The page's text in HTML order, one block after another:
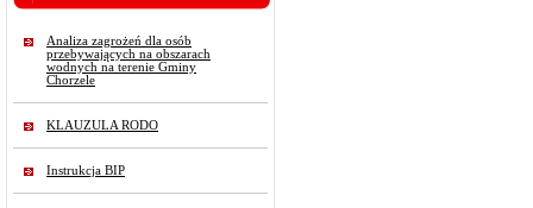
Analiza zagrożeń dla osób
przebywających na obszarach
wodnych na terenie Gminy
Chorzele
KLAUZULA RODO
Instrukcja BIP